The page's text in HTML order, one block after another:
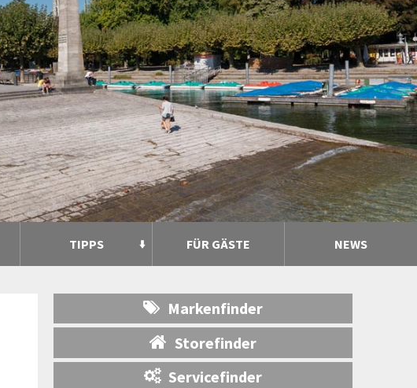
TIPPS FÜR GÄSTE NEWS
Markenfinder
Storefinder
Servicefinder